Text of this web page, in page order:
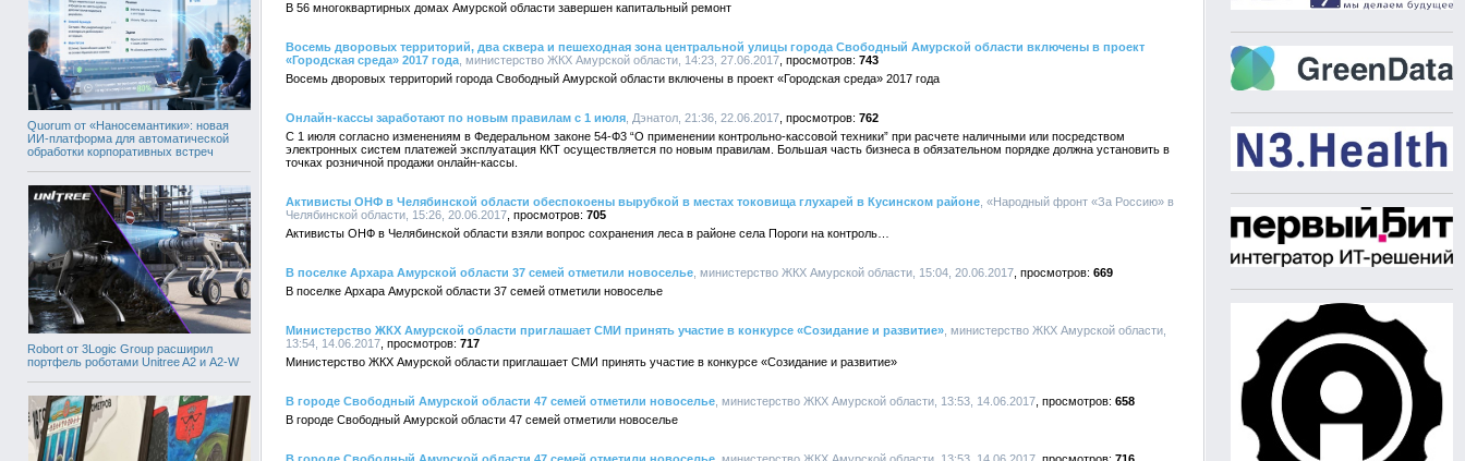
Quorum от «Наносемантики»: новая
ИИ-платформа для автоматической
обработки корпоративных встреч
Robort от 3Logic Group расширил
портфель роботами Unitree A2 и A2-W
В 56 многоквартирных домах Амурской области завершен капитальный ремонт
Восемь дворовых территорий, два сквера и пешеходная зона центральной улицы города Свободный Амурской области включены в проект
«Городская среда» 2017 года , министерство ЖКХ Амурской области, 14:23, 27.06.2017
743
Восемь дворовых территорий города Свободный Амурской области включены в проект «Городская среда» 2017 года
Онлайн-кассы заработают по новым правилам с 1 июля , Дэнатол, 21:36, 22.06.2017
762
С 1 июля согласно изменениям в Федеральном законе 54-Ф3 “О применении контрольно-кассовой техники” при расчете наличными или посредством
электронных систем платежей эксплуатация ККТ осуществляется по новым правилам. Большая часть бизнеса в обязательном порядке должна установить в
точках розничной продажи онлайн-кассы.
Активисты ОНФ в Челябинской области обеспокоены вырубкой в местах токовища глухарей в Кусинском районе , «Народный фронт «За Россию» в
Челябинской области, 15:26, 20.06.2017
705
Активисты ОНФ в Челябинской области взяли вопрос сохранения леса в районе села Пороги на контроль…
В поселке Архара Амурской области 37 семей отметили новоселье , министерство ЖКХ Амурской области, 15:04, 20.06.2017
669
В поселке Архара Амурской области 37 семей отметили новоселье
Министерство ЖКХ Амурской области приглашает СМИ принять участие в конкурсе «Созидание и развитие» , министерство ЖКХ Амурской области,
13:54, 14.06.2017
717
Министерство ЖКХ Амурской области приглашает СМИ принять участие в конкурсе «Созидание и развитие»
В городе Свободный Амурской области 47 семей отметили новоселье , министерство ЖКХ Амурской области, 13:53, 14.06.2017
658
В городе Свободный Амурской области 47 семей отметили новоселье